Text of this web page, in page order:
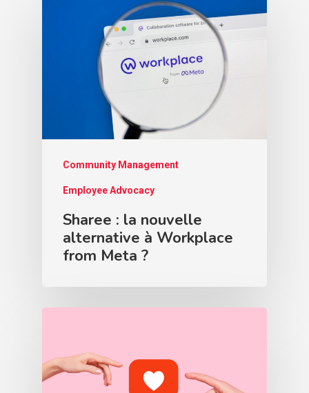
Community Management
Employee Advocacy
Sharee : la nouvelle
alternative à Workplace
from Meta ?